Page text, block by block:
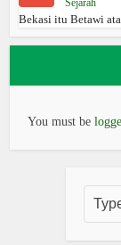
Sejarah
Bekasi itu Betawi
You must be